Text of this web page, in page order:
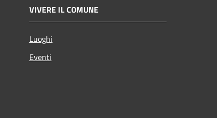
VIVERE IL COMUNE
Luoghi
Eventi